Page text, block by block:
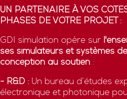
UN PARTENAIRE À VOS
PHASES DE VOTRE PROJET :
GDI simulation opère sur
ses simulateurs et systèmes
conception au soutien :
- R&D : Un bureau d’études
électronique et photonique